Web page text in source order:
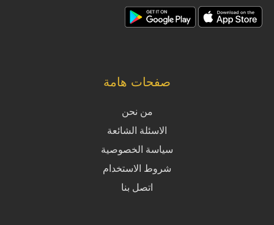
صفحات هامة
من نحن
الاسئلة الشائعة
سياسة الخصوصية
شروط الاستخدام
اتصل بنا